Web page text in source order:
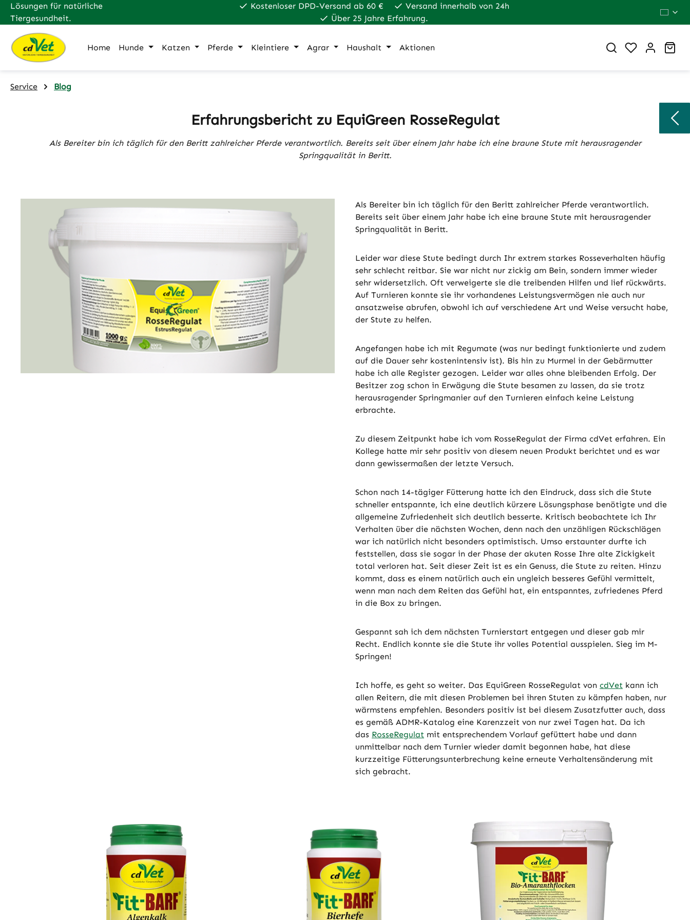
Hauptinhalt springen
Zur Suche springen
Zur Hauptnavigation springen
Lösungen für natürliche
Tiergesundheit.
Kostenloser DPD-Versand ab 60 €
Versand innerhalb von 24h
Über 25 Jahre Erfahrung.
Home Hunde Katzen Pferde Kleintiere Agrar Haushalt Aktionen Du hast 0
Service Blog
Erfahrungsbericht zu EquiGreen RosseRegulat
Als Bereiter bin ich täglich für den Beritt zahlreicher Pferde verantwortlich. Bereits seit über einem Jahr habe ich eine braune Stute mit herausragender
Springqualität in Beritt.
Als Bereiter bin ich täglich für den Beritt zahlreicher Pferde verantwortlich.
Bereits seit über einem Jahr habe ich eine braune Stute mit herausragender
Springqualität in Beritt.
Leider war diese Stute bedingt durch Ihr extrem starkes Rosseverhalten häufig
sehr schlecht reitbar. Sie war nicht nur zickig am Bein, sondern immer wieder
sehr widersetzlich. Oft verweigerte sie die treibenden Hilfen und lief rückwärts.
Auf Turnieren konnte sie ihr vorhandenes Leistungsvermögen nie auch nur
ansatzweise abrufen, obwohl ich auf verschiedene Art und Weise versucht habe,
der Stute zu helfen.
Angefangen habe ich mit Regumate (was nur bedingt funktionierte und zudem
auf die Dauer sehr kostenintensiv ist). Bis hin zu Murmel in der Gebärmutter
habe ich alle Register gezogen. Leider war alles ohne bleibenden Erfolg. Der
Besitzer zog schon in Erwägung die Stute besamen zu lassen, da sie trotz
herausragender Springmanier auf den Turnieren einfach keine Leistung
erbrachte.
Zu diesem Zeitpunkt habe ich vom RosseRegulat der Firma cdVet erfahren. Ein
Kollege hatte mir sehr positiv von diesem neuen Produkt berichtet und es war
dann gewissermaßen der letzte Versuch.
Schon nach 14-tägiger Fütterung hatte ich den Eindruck, dass sich die Stute
schneller entspannte, ich eine deutlich kürzere Lösungsphase benötigte und die
allgemeine Zufriedenheit sich deutlich besserte. Kritisch beobachtete ich Ihr
Verhalten über die nächsten Wochen, denn nach den unzähligen Rückschlägen
war ich natürlich nicht besonders optimistisch. Umso erstaunter durfte ich
feststellen, dass sie sogar in der Phase der akuten Rosse Ihre alte Zickigkeit
total verloren hat. Seit dieser Zeit ist es ein Genuss, die Stute zu reiten. Hinzu
kommt, dass es einem natürlich auch ein ungleich besseres Gefühl vermittelt,
wenn man nach dem Reiten das Gefühl hat, ein entspanntes, zufriedenes Pferd
in die Box zu bringen.
Gespannt sah ich dem nächsten Turnierstart entgegen und dieser gab mir
Recht. Endlich konnte sie die Stute ihr volles Potential ausspielen. Sieg im M-
Springen!
Ich hoffe, es geht so weiter. Das EquiGreen RosseRegulat von cdVet kann ich
allen Reitern, die mit diesen Problemen bei ihren Stuten zu kämpfen haben, nur
wärmstens empfehlen. Besonders positiv ist bei diesem Zusatzfutter auch, dass
es gemäß ADMR-Katalog eine Karenzzeit von nur zwei Tagen hat. Da ich
das RosseRegulat mit entsprechendem Vorlauf gefüttert habe und dann
unmittelbar nach dem Turnier wieder damit begonnen habe, hat diese
kurzzeitige Fütterungsunterbrechung keine erneute Verhaltensänderung mit
sich gebracht.